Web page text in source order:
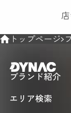
トップページ
ブランド紹介
エリア検索